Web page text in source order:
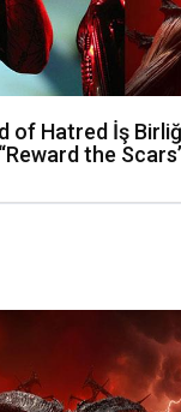
of Hatred İş
the